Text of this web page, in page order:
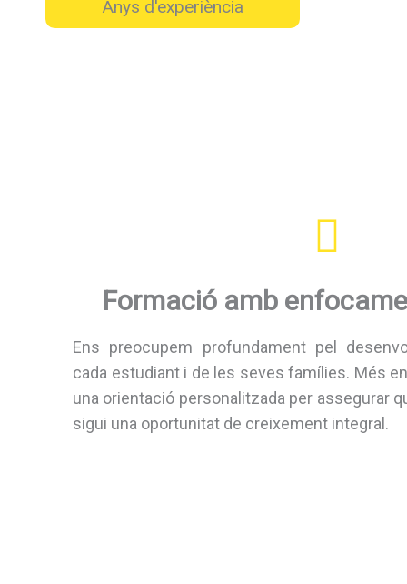
Anys d'experiència
Formació amb
Ens preocupem profundament pel
cada estudiant i de les seves famílies. Més
una orientació personalitzada per assegurar
sigui una oportunitat de creixement integral.